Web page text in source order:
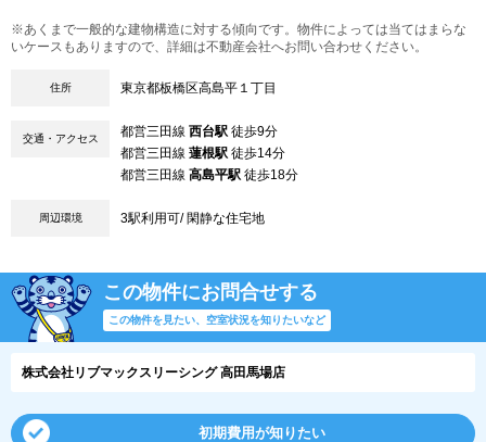
※あくまで一般的な建物構造に対する傾向です。物件によっては当てはまらな
いケースもありますので、詳細は不動産会社へお問い合わせください。
住所 東京都板橋区高島平１丁目
交通・アクセス 都営三田線 西台駅 徒歩9分
都営三田線 蓮根駅 徒歩14分
都営三田線 高島平駅 徒歩18分
周辺環境 3駅利用可/ 閑静な住宅地
この物件にお問合せする
この物件を見たい、空室状況を知りたいなど
株式会社リブマックスリーシング 高田馬場店
初期費用が知りたい